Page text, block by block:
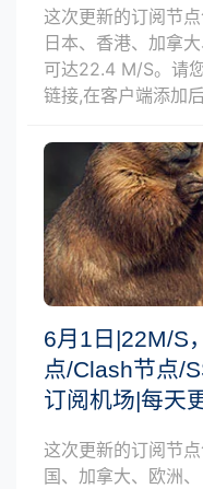
这次更新的订阅节
日本、香港、加拿
可达22.4 M/S。请
链接,在客户端添加
6月1日|22M/S
点/Clash节点/
订阅机场|每天
这次更新的订阅节
国、加拿大、欧洲